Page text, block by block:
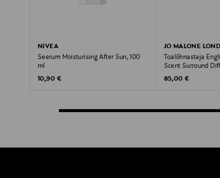
NIVEA
Seerum Moisturising After Sun, 100
ml
Original Price
10,90 €
JO MALONE
Toalõhnastaja
Scent Surround
Original Price
85,00 €